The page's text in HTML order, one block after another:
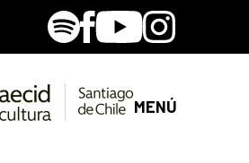
SpotifyFacebook
YoutubeInstagram
MENÚ